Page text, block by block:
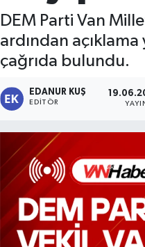
DEM Parti Van
ardından
çağrıda bulundu.
EDANUR KUŞ
EDITÖR